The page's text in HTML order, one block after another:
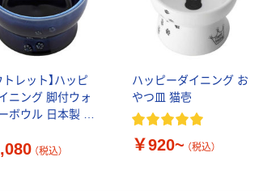
トレット】ハッピ
ニング 脚付ウォ
ボウル 日本製 ブ
（税込）
ハッピーダイニング お
やつ皿 猫壱
￥920~ （税込）